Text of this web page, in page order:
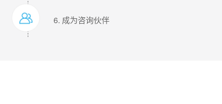
6. 成为咨询伙伴